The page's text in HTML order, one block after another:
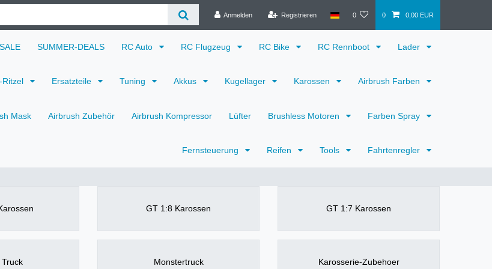
Anmelden
Registrieren 0 0 0,00 EUR
SALE SUMMER-DEALS RC Auto RC Flugzeug RC Bike RC Rennboot Lader
Ritzel Ersatzteile Tuning Akkus Kugellager Karossen Airbrush Farben
Mask Airbrush Zubehör Airbrush Kompressor Lüfter Brushless Motoren Farben Spray
Fernsteuerung Reifen Tools Fahrtenregler
GT 1:8 Karossen GT 1:7 Karossen
Monstertruck Karosserie-Zubehoer